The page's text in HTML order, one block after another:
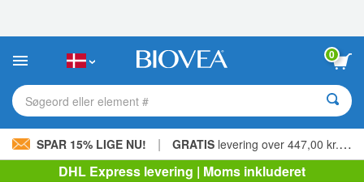
websted
0
Søgeord eller element #
SPAR 15% LIGE NU! | GRATIS levering over 447,00 kr. »
DHL Express levering | Moms inkluderet